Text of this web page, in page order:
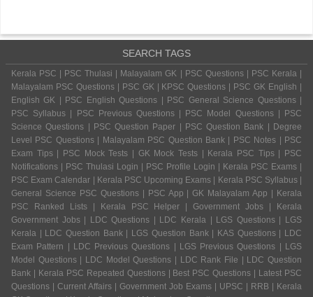
SEARCH TAGS
Kerala PSC | PSC Thulasi | Malayalam GK | PSC Questions | PSC Kerala |
Malayalam PSC Questions | PSC GK | KPSC Questions | PSC GK English |
English GK | PSC English Questions | PSC General Science Questions |
PSC Syllabus | PSC Previous Questions | PSC Model Questions | PSC
Science Questions | PSC Question Paper | PSC Question Bank | Degree
Level PSC Questions | Malayalam PSC Question Bank | PSC Notes | PSC
Exam Tips | PSC Mock Tests | GK Mock Tests | Kerala PSC Tips | PSC
Notifications | PSC Thulasi Login | PSC Profile Login | Kerala PSC Exams |
PSC Exam Calendar | Kerala PSC Upcoming Exams | Kerala PSC Syllabus |
General Science PSC Questions | PSC App | GK Malayalam App | Kerala
PSC Ranked Lists | Kerala PSC Helper | Government Jobs | Kerala
Government Jobs | LDC Questions | LDC Kerala | LGS Questions | LGS
Kerala | LDC Question Bank | LGS Question Bank | KAS Questions | LDC
Exam Pattern | LDC Previous Questions | LGS Previous Questions | LGS
Model Questions | LDC Model Questions | LDC Rank File | LDC Question
Bank | Kerala PSC Repeated Questions | Best PSC Questions | Latest PSC
Questions | Current Affairs | Government Job Exams | UPSC | RRB | Kerala